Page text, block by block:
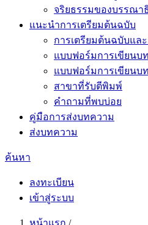
จริยธรรมของบรรณา
แนะนำการเตรียมต้นฉบับ
การเตรียมต้นฉบับแล
แบบฟอร์มการเขียนบ
แบบฟอร์มการเขียนบ
สาขาที่รับตีพิมพ์
คำถามที่พบบ่อย
คู่มือการส่งบทความ
ส่งบทความ
ค้นหา
ลงทะเบียน
เข้าสู่ระบบ
หน้าแรก /